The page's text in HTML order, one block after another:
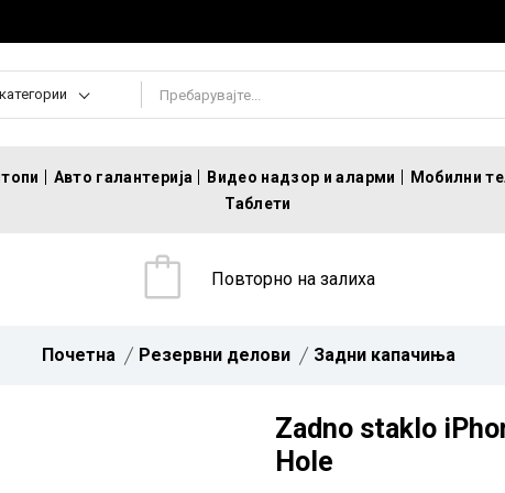
Авто галантерија Видео надзор и аларми Мобилни
Таблети
Повторно на залиха
Почетна Резервни делови Задни капачиња
Zadno staklo
Hole